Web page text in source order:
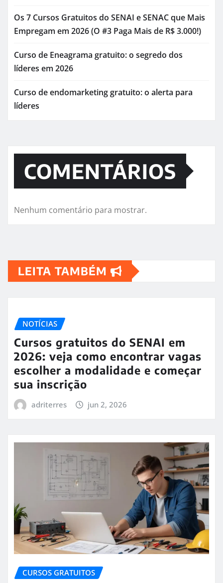
Os 7 Cursos Gratuitos do SENAI e SENAC que Mais
Empregam em 2026 (O #3 Paga Mais de R$ 3.000!)
Curso de Eneagrama gratuito: o segredo dos
líderes em 2026
Curso de endomarketing gratuito: o alerta para
líderes
COMENTÁRIOS
Nenhum comentário para mostrar.
LEITA TAMBÉM
NOTÍCIAS
Cursos gratuitos do SENAI em
2026: veja como encontrar vagas
escolher a modalidade e começar
sua inscrição
adriterres jun 2, 2026
CURSOS GRATUITOS